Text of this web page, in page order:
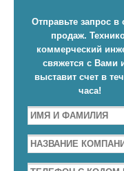
Отправьте запрос в
продаж.
коммерческий
свяжется с Вами
выставит счет в
часа!